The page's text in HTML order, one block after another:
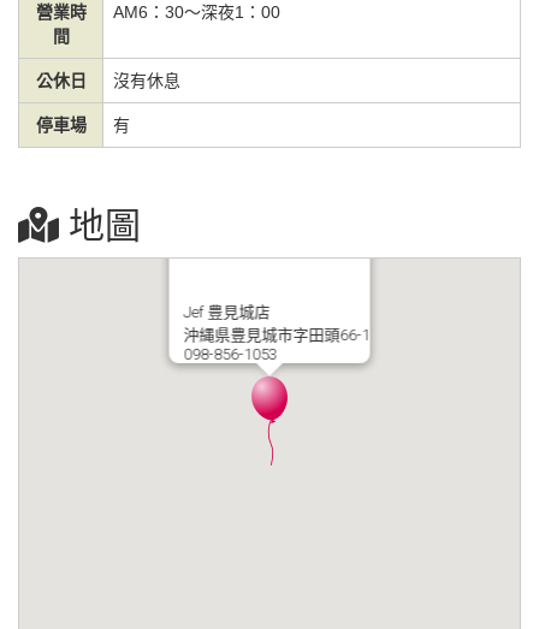
營業時
間
AM6：30～深夜1：00
公休日 沒有休息
停車場 有
地圖
Jef 豊見城店
沖縄県豊見城市字田頭66-1
098-856-1053